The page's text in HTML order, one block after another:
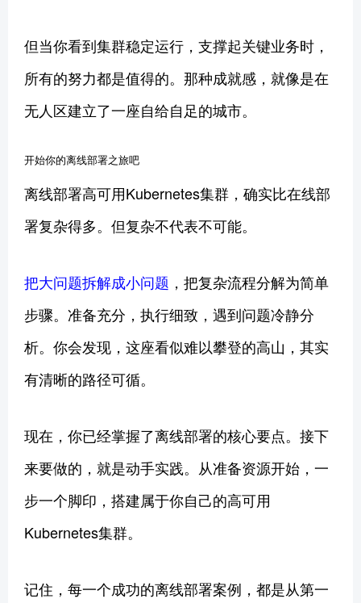
但当你看到集群稳定运行，支撑起关键业务时，
所有的努力都是值得的。那种成就感，就像是在
无人区建立了一座自给自足的城市。
开始你的离线部署之旅吧
离线部署高可用Kubernetes集群，确实比在线部
署复杂得多。但复杂不代表不可能。
把大问题拆解成小问题 ，把复杂流程分解为简单
步骤。准备充分，执行细致，遇到问题冷静分
析。你会发现，这座看似难以攀登的高山，其实
有清晰的路径可循。
现在，你已经掌握了离线部署的核心要点。接下
来要做的，就是动手实践。从准备资源开始，一
步一个脚印，搭建属于你自己的高可用
Kubernetes集群。
记住，每一个成功的离线部署案例，都是从第一